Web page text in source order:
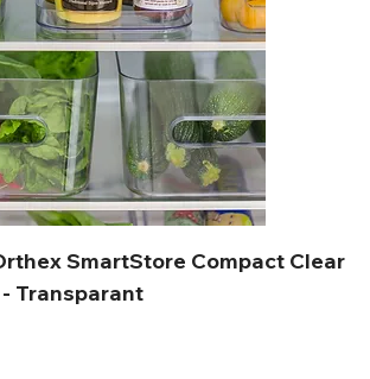
SmartStore Compact Clear
Transparant